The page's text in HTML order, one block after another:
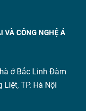
VÀ CÔNG NGHỆ Á
ở Bắc Linh Đàm
TP. Hà Nội